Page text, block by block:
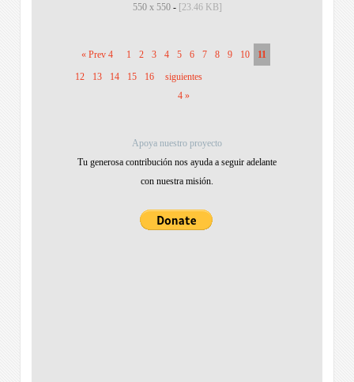
550 x 550- [23.46 KB]
« Prev 4 1 2 3 4 5 6 7 8 9 10
11
12
13 14 15 16
siguientes
4 »
Apoya nuestro proyecto
Tu generosa contribución nos ayuda a seguir adelante
con nuestra misión.